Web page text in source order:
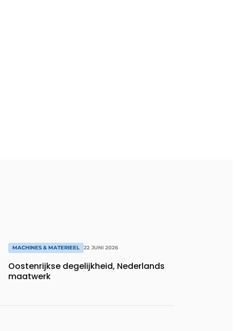
MACHINES & MATERIEEL 22 JUNI 2026
Oostenrijkse degelijkheid, Nederlands
maatwerk